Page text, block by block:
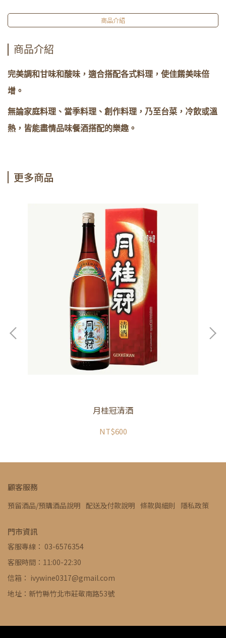
商品介紹
商品介紹
完美調和甘味和酸味，適合搭配各式料理，使佳餚美味倍
增。
無論家庭料理、當季料理、創作料理，乃至台菜，冷飲或溫
熱，皆能盡情品味餐酒搭配的樂趣。
更多商品
月桂冠清酒
NT$600
顧客服務
預留酒品/預購酒品說明 配送及付款說明 條款與細則 隱私政策
門市資訊
客服專線： 03-6576354
客服時間：11:00-22:30
信箱： ivywine0317@gmail.com
地址：新竹縣竹北市莊敬南路53號